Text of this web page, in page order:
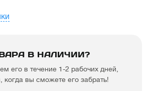
В НАЛИЧИИ?
его в течение 1-2 рабочих дней,
вы сможете его забрать!